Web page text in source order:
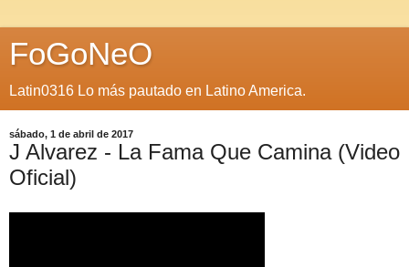
FoGoNeO
Latin0316 Lo más pautado en Latino America.
sábado, 1 de abril de 2017
J Alvarez - La Fama Que Camina (Video
Oficial)